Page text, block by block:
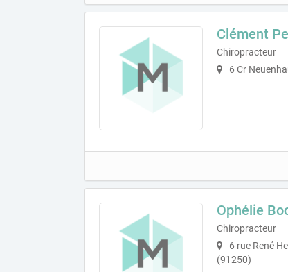
Clément
Chiropracteur
6 Cr
Ophélie
Chiropracteur
6 rue René
(91250)